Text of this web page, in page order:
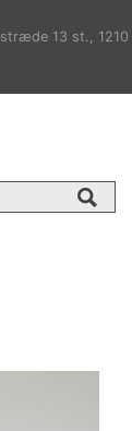
13 st., 1210